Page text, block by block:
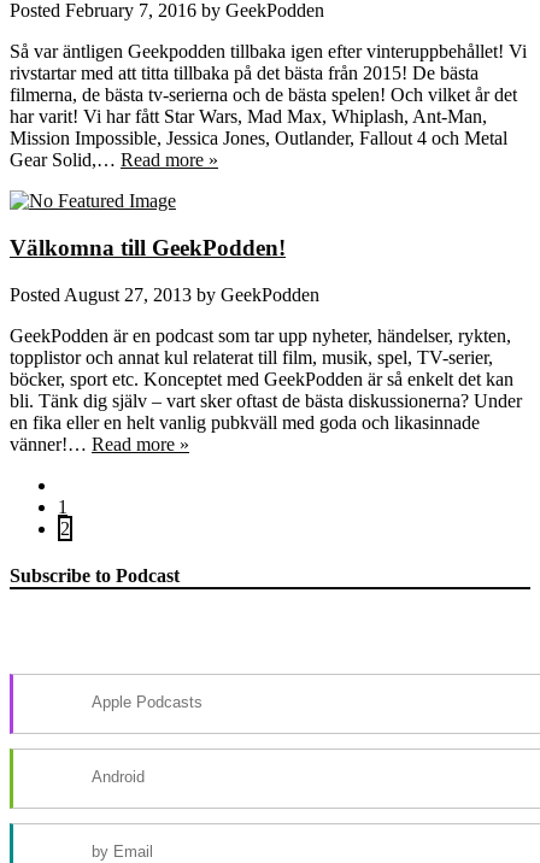
Posted February 7, 2016 by GeekPodden
Så var äntligen Geekpodden tillbaka igen efter vinteruppbehållet! Vi
rivstartar med att titta tillbaka på det bästa från 2015! De bästa
filmerna, de bästa tv-serierna och de bästa spelen! Och vilket år det
har varit! Vi har fått Star Wars, Mad Max, Whiplash, Ant-Man,
Mission Impossible, Jessica Jones, Outlander, Fallout 4 och Metal
Gear Solid,… Read more »
Välkomna till GeekPodden!
Posted August 27, 2013 by GeekPodden
GeekPodden är en podcast som tar upp nyheter, händelser, rykten,
topplistor och annat kul relaterat till film, musik, spel, TV-serier,
böcker, sport etc. Konceptet med GeekPodden är så enkelt det kan
bli. Tänk dig själv – vart sker oftast de bästa diskussionerna? Under
en fika eller en helt vanlig pubkväll med goda och likasinnade
vänner!… Read more »
1
2
Subscribe to Podcast
Apple Podcasts
Android
by Email